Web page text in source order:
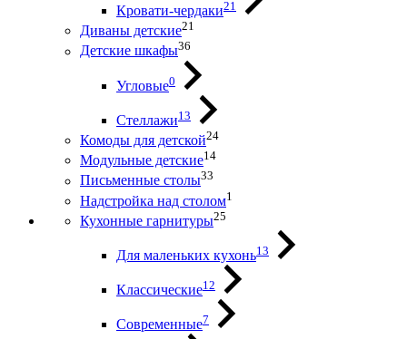
Кровати-чердаки21
Диваны детские21
Детские шкафы36
Угловые0
Стеллажи13
Комоды для детской24
Модульные детские14
Письменные столы33
Надстройка над столом1
Кухонные гарнитуры25
Для маленьких кухонь13
Классические12
Современные7